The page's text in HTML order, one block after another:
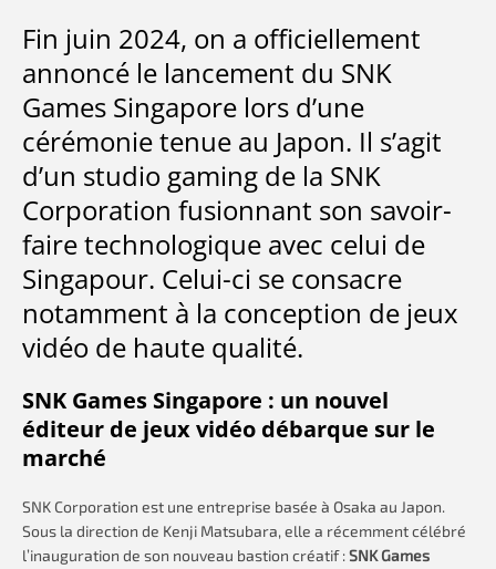
Fin juin 2024, on a officiellement
annoncé le lancement du SNK
Games Singapore lors d’une
cérémonie tenue au Japon. Il s’agit
d’un studio gaming de la SNK
Corporation fusionnant son savoir-
faire technologique avec celui de
Singapour. Celui-ci se consacre
notamment à la conception de jeux
vidéo de haute qualité.
SNK Games Singapore : un nouvel
éditeur de jeux vidéo débarque sur le
marché
SNK Corporation est une entreprise basée à Osaka au Japon.
Sous la direction de Kenji Matsubara, elle a récemment célébré
l’inauguration de son nouveau bastion créatif :SNK Games